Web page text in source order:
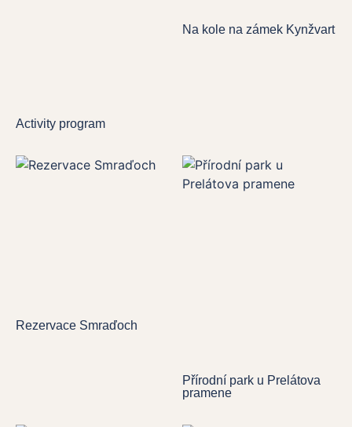
Activity program
Na kole na zámek Kynžvart
Rezervace Smraďoch
Přírodní park u Prelátova
pramene